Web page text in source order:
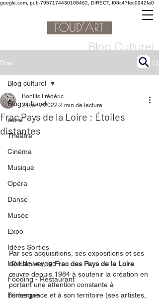
google.com, pub-7957174430108462, DIRECT, f08c47fec0942fa0
Blog Culturel
Post
Blog culturel
serie
Théâtre
Cinéma
Musique
Opéra
Danse
Musée
Expo
Idées Sorties
Idée de voyage
Fooding - Restaurant
Burlesque
Blog culturel
Frac Pays de la Loire : Étoiles
distantes
Bonfils Frédéric
24 janv. 2022 2 min de lecture
Par ses acquisitions, ses expositions et ses
résidences, le Frac des Pays de la Loire
œuvre depuis 1984 à soutenir la création en
portant une attention constante à
l’émergence et à son territoire (ses artistes,